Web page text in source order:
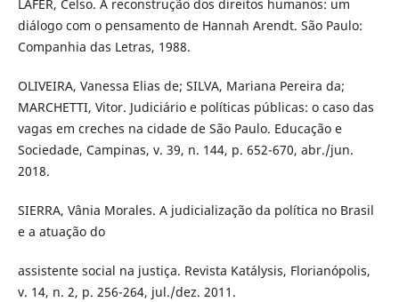
LAFER, Celso. A reconstrução dos direitos humanos: um
diálogo com o pensamento de Hannah Arendt. São Paulo:
Companhia das Letras, 1988.
OLIVEIRA, Vanessa Elias de; SILVA, Mariana Pereira da;
MARCHETTI, Vitor. Judiciário e políticas públicas: o caso das
vagas em creches na cidade de São Paulo. Educação e
Sociedade, Campinas, v. 39, n. 144, p. 652-670, abr./jun.
2018.
SIERRA, Vânia Morales. A judicialização da política no Brasil
e a atuação do
assistente social na justiça. Revista Katálysis, Florianópolis,
v. 14, n. 2, p. 256-264, jul./dez. 2011.